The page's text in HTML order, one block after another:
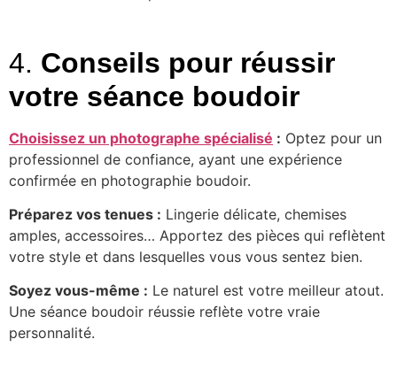
4. Conseils pour réussir
votre séance boudoir
Choisissez un photographe spécialisé : Optez pour un
professionnel de confiance, ayant une expérience
confirmée en photographie boudoir.
Préparez vos tenues : Lingerie délicate, chemises
amples, accessoires… Apportez des pièces qui reflètent
votre style et dans lesquelles vous vous sentez bien.
Soyez vous-même : Le naturel est votre meilleur atout.
Une séance boudoir réussie reflète votre vraie
personnalité.